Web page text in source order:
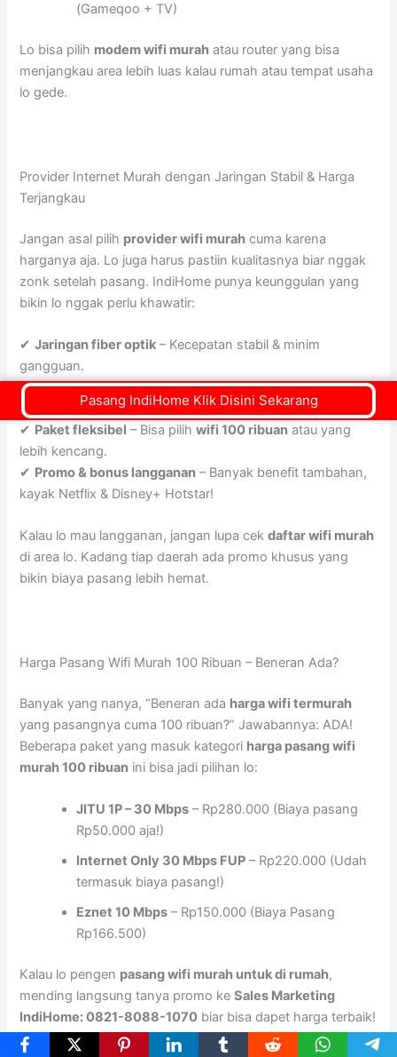
(Gameqoo + TV)
Lo bisa pilih modem wifi murah atau router yang bisa
menjangkau area lebih luas kalau rumah atau tempat usaha
lo gede.
Provider Internet Murah dengan Jaringan Stabil & Harga
Terjangkau
Jangan asal pilih provider wifi murah cuma karena
harganya aja. Lo juga harus pastiin kualitasnya biar nggak
zonk setelah pasang. IndiHome punya keunggulan yang
bikin lo nggak perlu khawatir:
✔Jaringan fiber optik – Kecepatan stabil & minim
gangguan.
✔Layanan pelanggan 24 jam– Ada kendala? IndiHome
siap bantu kapan aja.
✔ Paket fleksibel – Bisa pilihwifi 100 ribuan atau yang
lebih kencang.
✔ Promo & bonus langganan – Banyak benefit tambahan,
kayak Netflix & Disney+ Hotstar!
Kalau lo mau langganan, jangan lupa cekdaftar wifi murah
di area lo. Kadang tiap daerah ada promo khusus yang
bikin biaya pasang lebih hemat.
Harga Pasang Wifi Murah 100 Ribuan – Beneran Ada?
Banyak yang nanya, “Beneran ada harga wifi termurah
yang pasangnya cuma 100 ribuan?” Jawabannya: ADA!
Beberapa paket yang masuk kategori harga pasang wifi
murah 100 ribuan ini bisa jadi pilihan lo:
JITU 1P – 30 Mbps – Rp280.000 (Biaya pasang
Rp50.000 aja!)
Internet Only 30 Mbps FUP – Rp220.000 (Udah
termasuk biaya pasang!)
Eznet 10 Mbps – Rp150.000 (Biaya Pasang
Rp166.500)
Kalau lo pengen pasang wifi murah untuk di rumah,
mending langsung tanya promo keSales Marketing
IndiHome: 0821-8088-1070 biar bisa dapet harga terbaik!
Pasang IndiHome Klik Disini Sekarang